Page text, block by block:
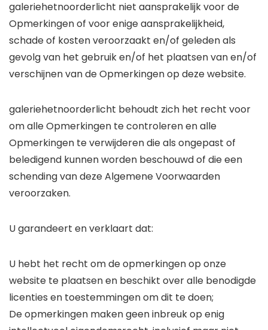
galeriehetnoorderlicht niet aansprakelijk voor de
Opmerkingen of voor enige aansprakelijkheid,
schade of kosten veroorzaakt en/of geleden als
gevolg van het gebruik en/of het plaatsen van en/of
verschijnen van de Opmerkingen op deze website.
galeriehetnoorderlicht behoudt zich het recht voor
om alle Opmerkingen te controleren en alle
Opmerkingen te verwijderen die als ongepast of
beledigend kunnen worden beschouwd of die een
schending van deze Algemene Voorwaarden
veroorzaken.
U garandeert en verklaart dat:
U hebt het recht om de opmerkingen op onze
website te plaatsen en beschikt over alle benodigde
licenties en toestemmingen om dit te doen;
De opmerkingen maken geen inbreuk op enig